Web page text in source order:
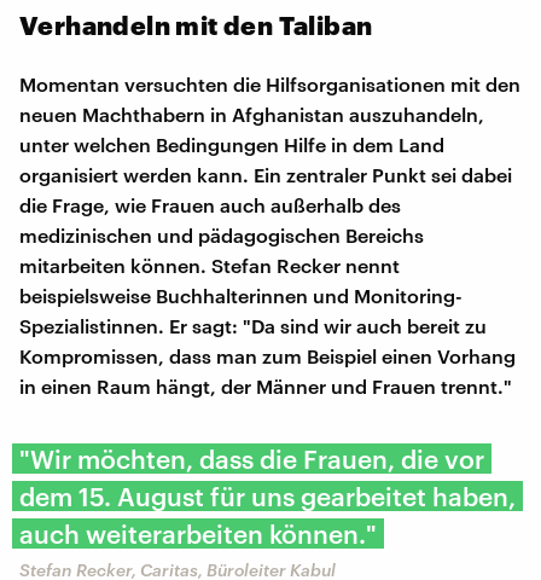
Verhandeln mit den Taliban
Momentan versuchten die Hilfsorganisationen mit den
neuen Machthabern in Afghanistan auszuhandeln,
unter welchen Bedingungen Hilfe in dem Land
organisiert werden kann. Ein zentraler Punkt sei dabei
die Frage, wie Frauen auch außerhalb des
medizinischen und pädagogischen Bereichs
mitarbeiten können. Stefan Recker nennt
beispielsweise Buchhalterinnen und Monitoring-
Spezialistinnen. Er sagt: "Da sind wir auch bereit zu
Kompromissen, dass man zum Beispiel einen Vorhang
in einen Raum hängt, der Männer und Frauen trennt."
"Wir möchten, dass die Frauen, die vor
dem 15. August für uns gearbeitet haben,
auch weiterarbeiten können."
Stefan Recker, Caritas, Büroleiter Kabul